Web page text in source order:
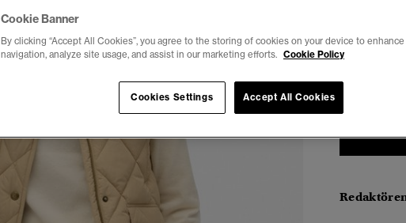
Välj Storlek:
Cookie Banner
By clicking “Accept All Cookies”, you agree to the storing of cookies on your device to
navigation, analyze site usage, and assist in our marketing efforts. Cookie Policy
Accept All Cookies
Cookies Settings